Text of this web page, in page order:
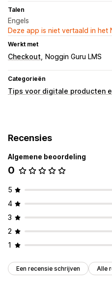
Talen
Engels
Deze app is niet vertaald in het
Werkt met
Checkout Noggin Guru LMS
Categorieën
Tips voor digitale producten
Recensies
Algemene beoordeling
0
5
4
3
2
1
Een recensie schrijven Alle